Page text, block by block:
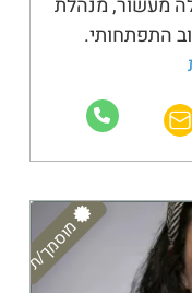
מעשור, מנהלת
התפתחותי.
מוסמך/ת